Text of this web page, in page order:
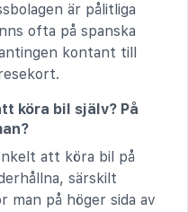
är pålitliga
ofta på spanska
kontant till
köra bil själv? På
att köra bil på
särskilt
man på höger sida av